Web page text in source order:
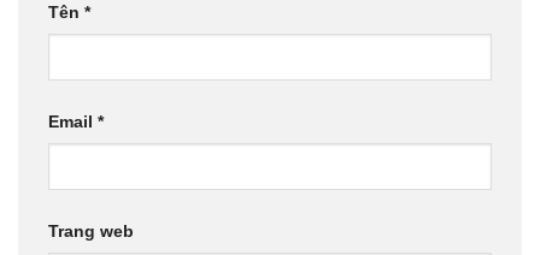
Tên *
Email *
Trang web